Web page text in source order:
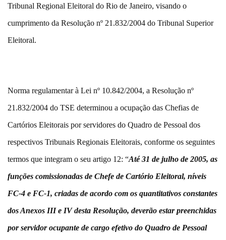
Tribunal Regional Eleitoral do Rio de Janeiro, visando o
cumprimento da Resolução nº 21.832/2004 do Tribunal Superior
Eleitoral.
Norma regulamentar à Lei nº 10.842/2004, a Resolução nº
21.832/2004 do TSE determinou a ocupação das Chefias de
Cartórios Eleitorais por servidores do Quadro de Pessoal dos
respectivos Tribunais Regionais Eleitorais, conforme os seguintes
termos que integram o seu artigo 12: “Até 31 de julho de 2005, as
funções comissionadas de Chefe de Cartório Eleitoral, níveis
FC-4 e FC-1, criadas de acordo com os quantitativos constantes
dos Anexos III e IV desta Resolução, deverão estar preenchidas
por servidor ocupante de cargo efetivo do Quadro de Pessoal